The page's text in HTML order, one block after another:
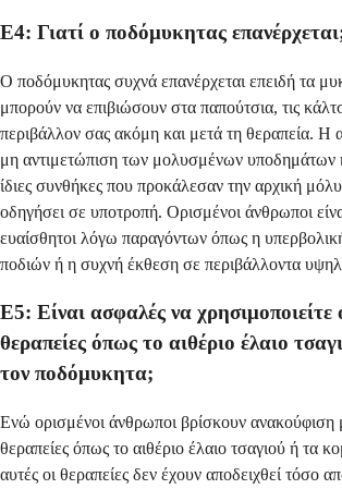
Ε4: Γιατί ο ποδόμυκητας
Ο ποδόμυκητας συχνά επανέρχεται επειδή τα
μπορούν να επιβιώσουν στα παπούτσια, τις
περιβάλλον σας ακόμη και μετά τη θεραπεία. Η
μη αντιμετώπιση των μολυσμένων υποδημάτων
ίδιες συνθήκες που προκάλεσαν την αρχική
οδηγήσει σε υποτροπή. Ορισμένοι άνθρωποι
ευαίσθητοι λόγω παραγόντων όπως η
ποδιών ή η συχνή έκθεση σε περιβάλλοντα
Ε5: Είναι ασφαλές να χρησιμοποιείτε
θεραπείες όπως το αιθέριο έλαιο
τον ποδόμυκητα;
Ενώ ορισμένοι άνθρωποι βρίσκουν ανακούφιση
θεραπείες όπως το αιθέριο έλαιο τσαγιού ή τα
αυτές οι θεραπείες δεν έχουν αποδειχθεί τόσο